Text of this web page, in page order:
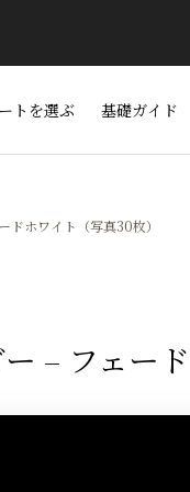
トを選ぶ 基礎ガイド
ドホワイト（写真30枚）
– フェー